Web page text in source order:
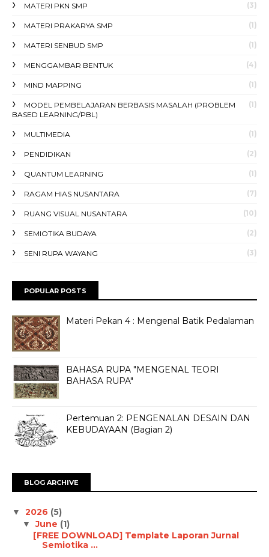
MATERI PKN SMP (3)
MATERI PRAKARYA SMP (1)
MATERI SENBUD SMP (1)
MENGGAMBAR BENTUK (4)
MIND MAPPING (1)
MODEL PEMBELAJARAN BERBASIS MASALAH (PROBLEM
BASED LEARNING/PBL)
(1)
MULTIMEDIA (1)
PENDIDIKAN (2)
QUANTUM LEARNING (1)
RAGAM HIAS NUSANTARA (7)
RUANG VISUAL NUSANTARA (10)
SEMIOTIKA BUDAYA (2)
SENI RUPA WAYANG (3)
POPULAR POSTS
Materi Pekan 4 : Mengenal Batik Pedalaman
BAHASA RUPA "MENGENAL TEORI
BAHASA RUPA"
Pertemuan 2: PENGENALAN DESAIN DAN
KEBUDAYAAN (Bagian 2)
BLOG ARCHIVE
▼ 2026 (5)
▼June (1)
[FREE DOWNLOAD] Template Laporan Jurnal
Semiotika ...